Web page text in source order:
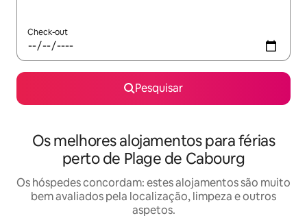
Check-out
Pesquisar
Os melhores alojamentos para férias
perto de Plage de Cabourg
Os hóspedes concordam: estes alojamentos são muito
bem avaliados pela localização, limpeza e outros
aspetos.